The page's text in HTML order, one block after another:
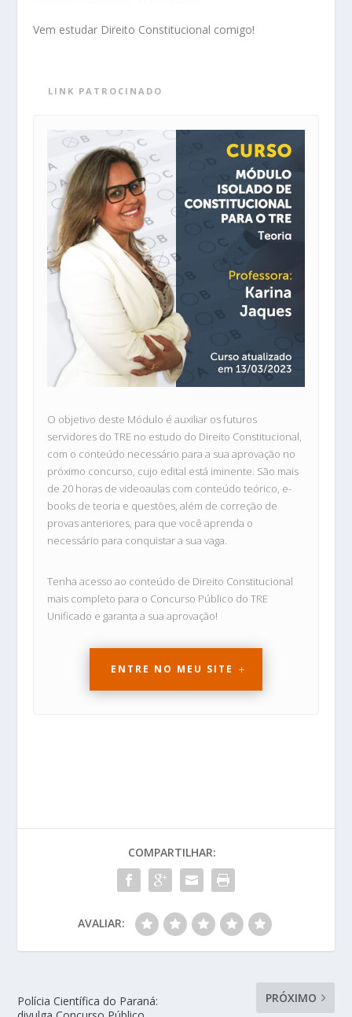
Vem estudar Direito Constitucional comigo!
LINK PATROCINADO
O objetivo deste Módulo é auxiliar os futuros
servidores do TRE no estudo do Direito Constitucional,
com o conteúdo necessário para a sua aprovação no
próximo concurso, cujo edital está iminente. São mais
de 20 horas de videoaulas com conteúdo teórico, e-
books de teoria e questões, além de correção de
provas anteriores, para que você aprenda o
necessário para conquistar a sua vaga.
Tenha acesso ao conteúdo de Direito Constitucional
mais completo para o Concurso Público do TRE
Unificado e garanta a sua aprovação!
ENTRE NO MEU SITE
COMPARTILHAR:
AVALIAR:
Polícia Científica do Paraná:
PRÓXIMO